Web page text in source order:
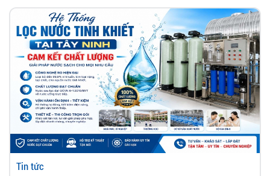
Tin tức